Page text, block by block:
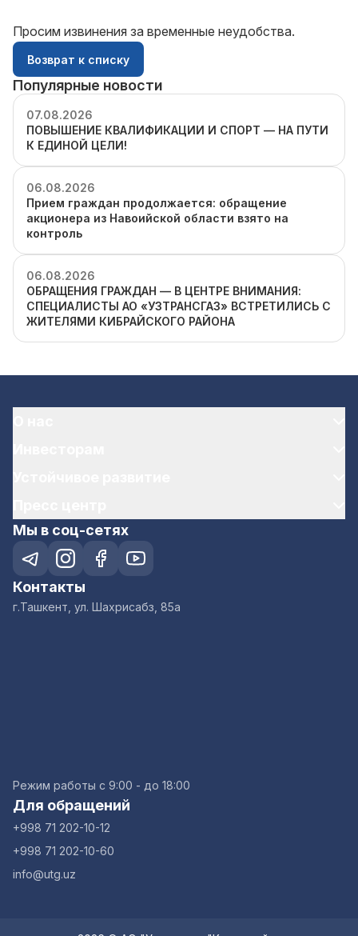
Просим извинения за временные неудобства.
Возврат к списку
Популярные новости
07.08.2026
ПОВЫШЕНИЕ КВАЛИФИКАЦИИ И СПОРТ — НА ПУТИ
К ЕДИНОЙ ЦЕЛИ!
06.08.2026
Прием граждан продолжается: обращение
акционера из Навоийской области взято на
контроль
06.08.2026
ОБРАЩЕНИЯ ГРАЖДАН — В ЦЕНТРЕ ВНИМАНИЯ:
СПЕЦИАЛИСТЫ АО «УЗТРАНСГАЗ» ВСТРЕТИЛИСЬ С
ЖИТЕЛЯМИ КИБРАЙСКОГО РАЙОНА
Мы в соц-сетях
Контакты
г.Ташкент, ул. Шахрисабз, 85а
Режим работы с 9:00 - до 18:00
Для обращений
+998 71 202-10-12
+998 71 202-10-60
info@utg.uz